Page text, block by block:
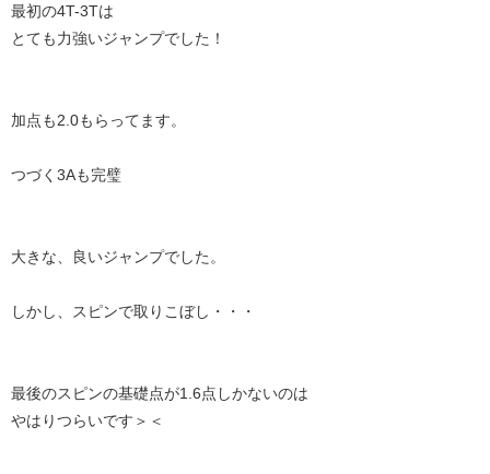
最初の4T-3Tは
とても力強いジャンプでした！
加点も2.0もらってます。
つづく3Aも完璧
大きな、良いジャンプでした。
しかし、スピンで取りこぼし・・・
最後のスピンの基礎点が1.6点しかないのは
やはりつらいです＞＜